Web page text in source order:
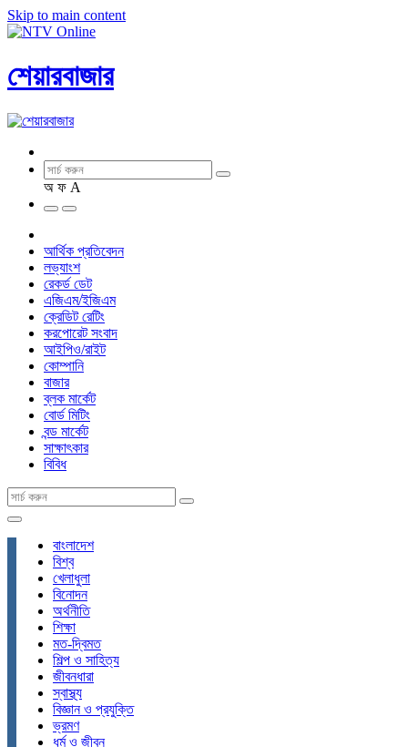
Skip to main content
শেয়ারবাজার
অ ফ A
আর্থিক প্রতিবেদন
লভ্যাংশ
রেকর্ড ডেট
এজিএম/ইজিএম
ক্রেডিট রেটিং
করপোরেট সংবাদ
আইপিও/রাইট
কোম্পানি
বাজার
ব্লক মার্কেট
বোর্ড মিটিং
বন্ড মার্কেট
সাক্ষাৎকার
বিবিধ
বাংলাদেশ
বিশ্ব
খেলাধুলা
বিনোদন
অর্থনীতি
শিক্ষা
মত-দ্বিমত
শিল্প ও সাহিত্য
জীবনধারা
স্বাস্থ্য
বিজ্ঞান ও প্রযুক্তি
ভ্রমণ
ধর্ম ও জীবন